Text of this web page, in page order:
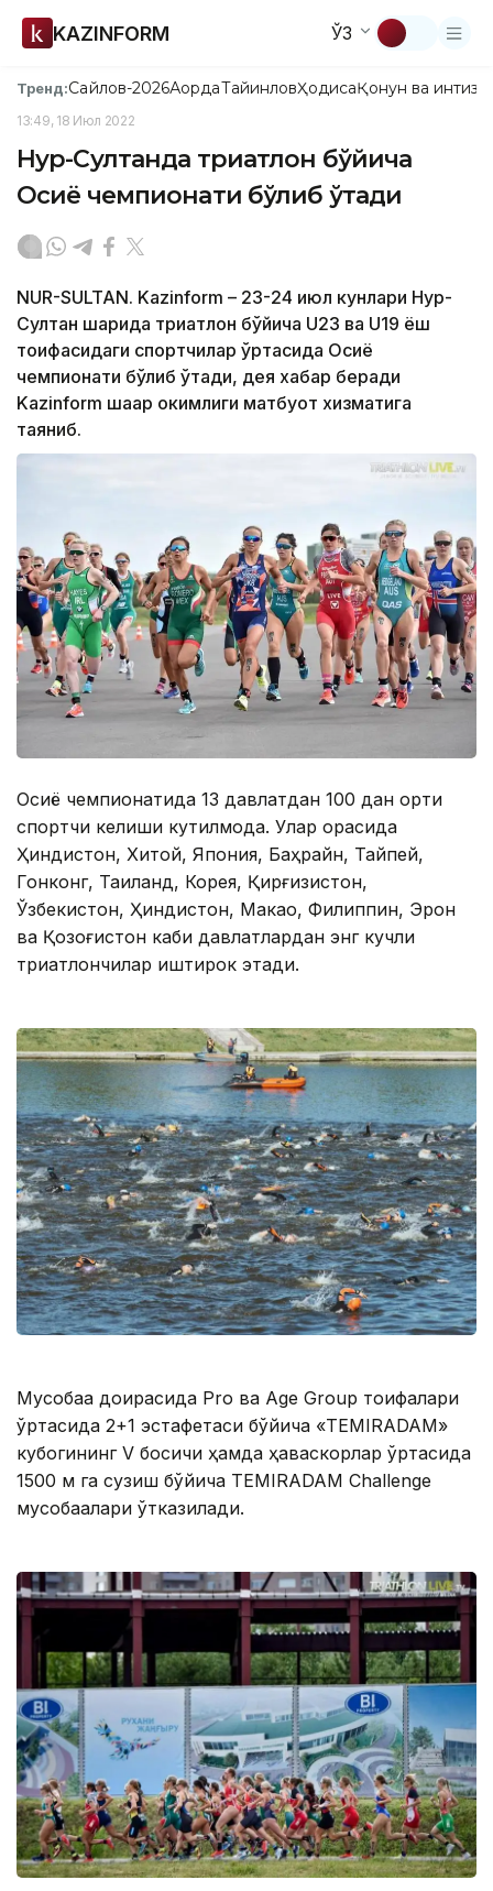
KAZINFORM ЎЗ
Тренд:Сайлов-2026АқордаТайинловҲодисаҚонун ва
13:49, 18 Июл 2022
Нур-Султанда триатлон бўйича
Осиё чемпионати бўлиб ўтади
NUR-SULTAN. Kazinform – 23-24 июл кунлари Нур-
Султан шаҳрида триатлон бўйича U23 ва U19 ёш
тоифасидаги спортчилар ўртасида Осиё
чемпионати бўлиб ўтади, дея хабар беради
Kazinform шаҳар ҳокимлиги матбуот хизматига
таяниб.
Осиё чемпионатида 13 давлатдан 100 дан ортиқ
спортчи келиши кутилмоқда. Улар орасида
Ҳиндистон, Хитой, Япония, Баҳрайн, Тайпей,
Гонконг, Таиланд, Корея, Қирғизистон,
Ўзбекистон, Ҳиндистон, Макао, Филиппин, Эрон
ва Қозоғистон каби давлатлардан энг кучли
триатлончилар иштирок этади.
Мусобақа доирасида Pro ва Age Group тоифалари
ўртасида 2+1 эстафетаси бўйича «TEMIRADAM»
кубогининг V босқичи ҳамда ҳаваскорлар ўртасида
1500 м га сузиш бўйича TEMIRADAM Challenge
мусобақалари ўтказилади.